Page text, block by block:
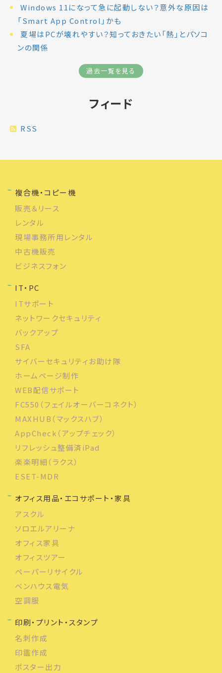
Windows 11になって急に起動しない？意外な原因は
「Smart App Control」かも
夏場はPCが壊れやすい？知っておきたい「熱」とパソコ
ンの関係
過去一覧を見る
フィード
RSS
複合機・コピー機
販売＆リース
レンタル
現場事務所用レンタル
中古機販売
ビジネスフォン
IT・PC
ITサポート
ネットワークセキュリティ
バックアップ
SFA
サイバーセキュリティお助け隊
ホームページ制作
WEB配信サポート
FC550（フェイルオーバーコネクト）
MAXHUB（マックスハブ）
AppCheck（アップチェック）
リフレッシュ整備済iPad
楽楽明細（ラクス）
ESET-MDR
オフィス用品・エコサポート・家具
アスクル
ソロエルアリーナ
オフィス家具
オフィスツアー
ペーパーリサイクル
ベンハウス電気
空調服
印刷・プリント・スタンプ
名刺作成
印鑑作成
ポスター出力